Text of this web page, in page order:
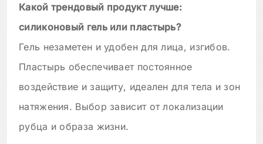
Какой трендовый продукт лучше:
силиконовый гель или пластырь?
Гель незаметен и удобен для лица, изгибов.
Пластырь обеспечивает постоянное
воздействие и защиту, идеален для тела и зон
натяжения. Выбор зависит от локализации
рубца и образа жизни.